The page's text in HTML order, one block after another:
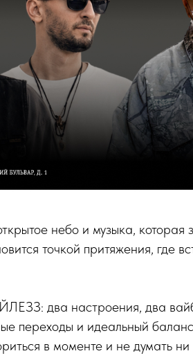
небо и музыка, которая
точкой притяжения, где
два настроения, два
переходы и идеальный
в моменте и не думать